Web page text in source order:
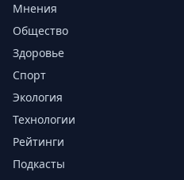
Мнения
Общество
Здоровье
Спорт
Экология
Технологии
Рейтинги
Подкасты